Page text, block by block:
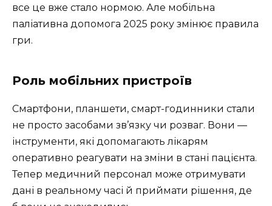
все це вже стало нормою. Але мобільна
паліативна допомога 2025 року змінює правила
гри.
Роль мобільних пристроїв
Смартфони, планшети, смарт-годинники стали
не просто засобами зв’язку чи розваг. Вони —
інструменти, які допомагають лікарям
оперативно реагувати на зміни в стані пацієнта.
Тепер медичний персонал може отримувати
дані в реальному часі й приймати рішення, де